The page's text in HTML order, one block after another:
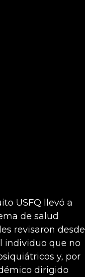
USFQ llevó a
de salud
revisaron desde
individuo que no
y, por
dirigido